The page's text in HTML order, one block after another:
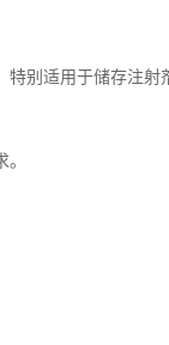
别适用于储存注射